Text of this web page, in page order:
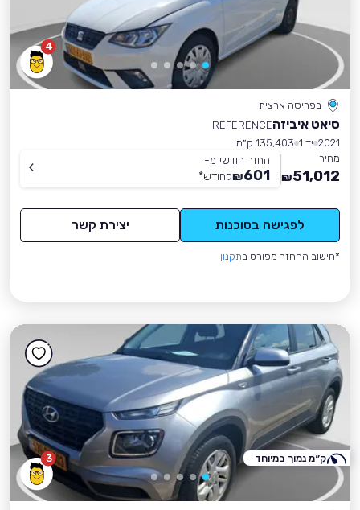
4
בפריסה ארצית
סיאט איביזהREFERENCE
2021 יד 1
135,403 ק״מ
מחיר
51,012
₪
החזר חודשי מ-
601
₪לחודש*
לפגישה בסוכנות יצירת קשר
*חישוב ההחזר מפורט בתקנון
3 ק״מ נמוך במיוחד